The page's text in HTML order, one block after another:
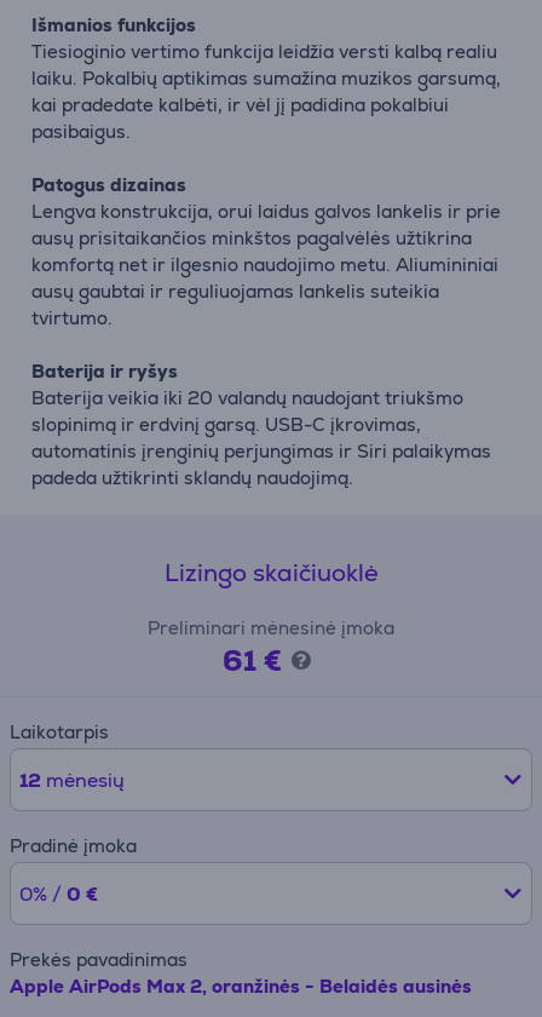
Išmanios funkcijos
Tiesioginio vertimo funkcija leidžia versti kalbą realiu
laiku. Pokalbių aptikimas sumažina muzikos garsumą,
kai pradedate kalbėti, ir vėl jį padidina pokalbiui
pasibaigus.
Patogus dizainas
Lengva konstrukcija, orui laidus galvos lankelis ir prie
ausų prisitaikančios minkštos pagalvėlės užtikrina
komfortą net ir ilgesnio naudojimo metu. Aliumininiai
ausų gaubtai ir reguliuojamas lankelis suteikia
tvirtumo.
Baterija ir ryšys
Baterija veikia iki 20 valandų naudojant triukšmo
slopinimą ir erdvinį garsą. USB-C įkrovimas,
automatinis įrenginių perjungimas ir Siri palaikymas
padeda užtikrinti sklandų naudojimą.
Lizingo skaičiuoklė
Preliminari mėnesinė įmoka
61 €
Laikotarpis
12 mėnesių
Pradinė įmoka
0% / 0 €
Prekės pavadinimas
Apple AirPods Max 2, oranžinės - Belaidės ausinės